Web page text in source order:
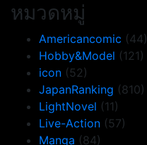
หมวดหมู่
Americancomic (44)
Hobby&Model (121)
icon (52)
JapanRanking (810)
LightNovel (11)
Live-Action (57)
Manga (84)